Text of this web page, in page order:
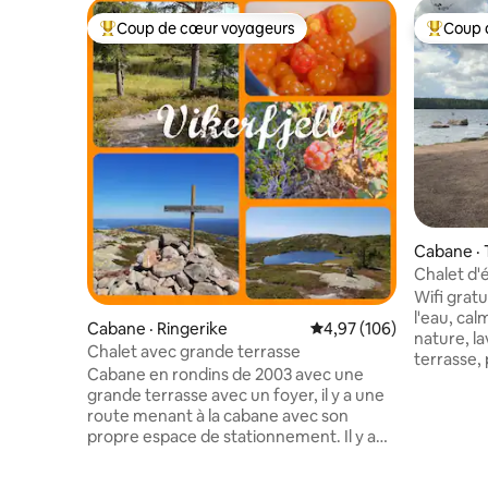
Coup de cœur voyageurs parmi les plus aimés
Coup de cœur voyageurs
Cabane · Ringerike Note moyenne de
4,97 (106)
Chalet avec grande terrasse
Cabane en rondins de 2003 avec une
grande terrasse avec un foyer, il y a une
route menant à la cabane avec son
propre espace de stationnement. Il y a
Coup
Coup
Cabane ·
Chalet
Wifi
l'eau,
nature,
terrasse,